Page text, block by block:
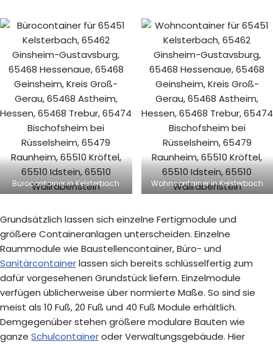
Bürocontainer in Kelsterbach Wohncontainer in Kelsterbach
Grundsätzlich lassen sich einzelne Fertigmodule und
größere Containeranlagen unterscheiden. Einzelne
Raummodule wie Baustellencontainer, Büro- und
Sanitärcontainerlassen sich bereits schlüsselfertig zum
dafür vorgesehenen Grundstück liefern. Einzelmodule
verfügen üblicherweise über normierte Maße. So sind sie
meist als 10 Fuß, 20 Fuß und 40 Fuß Module erhältlich.
Demgegenüber stehen größere modulare Bauten wie
ganze Schulcontaineroder Verwaltungsgebäude. Hier